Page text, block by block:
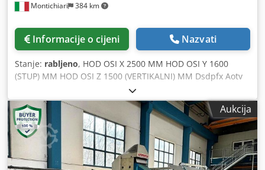
Montichiari 384 km
Informacije o cijeni Nazvati
Stanje: rabljeno, HOD OSI X 2500 MM HOD OSI Y 1600
(STUP) MM HOD OSI Z 1500 (VERTIKALNI) MM Dsdpfx Aotv
H Ayokkekr RADNA POVRŠINA 2700 X 1100 MM
MAKSIMALNA NOSIVOST STOLA 10000 KG MAKSIMALNA
BRZINA VRETENA 6000 RPM SNAGA VRETENA 28 KW
PRIHVAT VRETENA ISO 50 DIN 69871 CNC HEIDENHAIN TNC
426 MJENJAČ ALATA SA 20 MJESTA AUTOMATSKA GLAVA S
DVOSTRUKIM ROTACIJOM 2,5°x3° UNUTARNJE I VANJSKO
HLAĐENJE VRETENA
Aukcija